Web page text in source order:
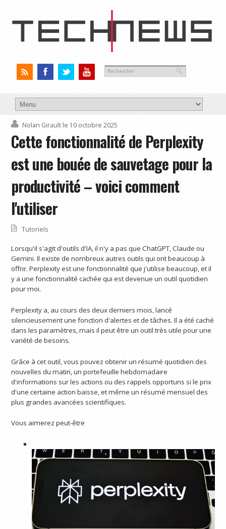
Nolan Girault le 10 octobre 2025
Cette fonctionnalité de Perplexity
est une bouée de sauvetage pour la
productivité – voici comment
l'utiliser
Tutoriels
Lorsqu'il s'agit d'outils d'IA, il n'y a pas que ChatGPT, Claude ou
Gemini. Il existe de nombreux autres outils qui ont beaucoup à
offrir. Perplexity est une fonctionnalité que j'utilise beaucoup, et il
y a une fonctionnalité cachée qui est devenue un outil quotidien
pour moi.
Perplexity a, au cours des deux derniers mois, lancé
silencieusement une fonction d'alertes et de tâches. Il a été caché
dans les paramètres, mais il peut être un outil très utile pour une
variété de besoins.
Grâce à cet outil, vous pouvez obtenir un résumé quotidien des
nouvelles du matin, un portefeuille hebdomadaire
d'informations sur les actions ou des rappels opportuns si le prix
d'une certaine action baisse, et même un résumé mensuel des
plus grandes avancées scientifiques.
Vous aimerez peut-être